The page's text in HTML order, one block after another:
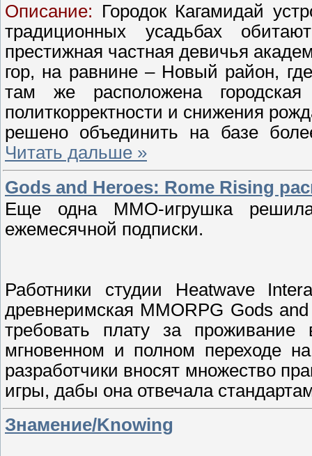
Описание: Городок Кагамидай
традиционных усадьбах
престижная частная девичья
гор, на равнине – Новый район,
там же расположена
политкорректности и снижения
решено объединить на базе
Читать дальше »
Gods and Heroes: Rome Rising
Еще одна MMO-игрушка
ежемесячной подписки.
Работники студии Heatwave
древнеримская MMORPG Gods
требовать плату за
мгновенном и полном переходе
разработчики вносят множество
игры, дабы она отвечала
Знамение/Knowing